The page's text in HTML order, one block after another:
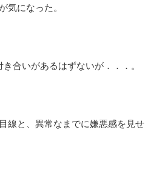
気になった。
合いがあるはずないが．．．。
線と、異常なまでに嫌悪感を見せ